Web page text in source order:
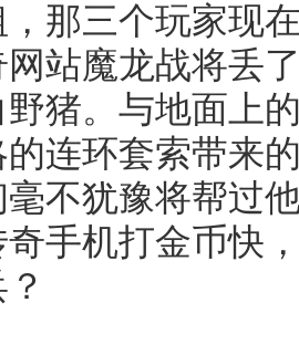
那三个玩家现
站魔龙战将丢
猪。与地面上
连环套索带来
不犹豫将帮过
手机打金币快